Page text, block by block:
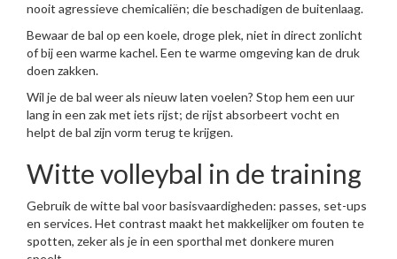
nooit agressieve chemicaliën; die beschadigen de buitenlaag.
Bewaar de bal op een koele, droge plek, niet in direct zonlicht
of bij een warme kachel. Een te warme omgeving kan de druk
doen zakken.
Wil je de bal weer als nieuw laten voelen? Stop hem een uur
lang in een zak met iets rijst; de rijst absorbeert vocht en
helpt de bal zijn vorm terug te krijgen.
Witte volleybal in de training
Gebruik de witte bal voor basisvaardigheden: passes, set-ups
en services. Het contrast maakt het makkelijker om fouten te
spotten, zeker als je in een sporthal met donkere muren